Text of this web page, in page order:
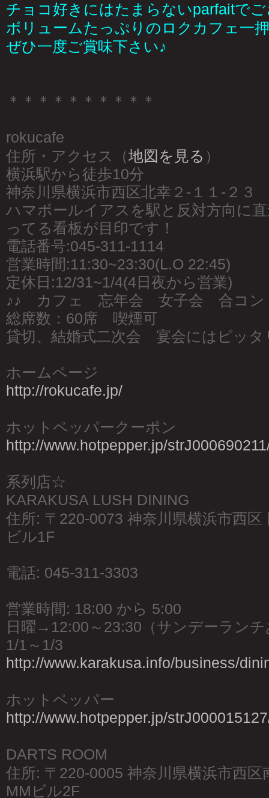
チョコ好きにはたまらないparfaitで
ボリュームたっぷりのロクカフェ一
ぜひ一度ご賞味下さい♪
＊＊＊＊＊＊＊＊＊＊
rokucafe
住所・アクセス（地図を見る ）
横浜駅から徒歩10分
神奈川県横浜市西区北幸２-１１-２３
ハマボールイアスを駅と反対方向に
ってる看板が目印です！
電話番号:045-311-1114
営業時間:11:30~23:30(L.O 22:45)
定休日:12/31~1/4(4日夜から営業)
♪♪ カフェ 忘年会 女子会 合コ
総席数：60席 喫煙可
貸切、結婚式二次会 宴会にはピッタ
ホームページ
http://rokucafe.jp/
ホットペッパークーポン
http://www.hotpepper.jp/
系列店☆
KARAKUSA LUSH DINING
住所: 〒220-0073 神奈川県横浜市西区
ビル1F
電話: 045-311-3303
営業時間: 18:00 から 5:00
日曜→12:00～23:30（サンデーラン
1/1～1/3
http://www.karakusa.info/business/
ホットペッパー
http://www.hotpepper.jp/
DARTS ROOM
住所: 〒220-0005 神奈川県横浜市西区
MMビル2F